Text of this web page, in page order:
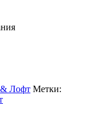
Лофт Метки: